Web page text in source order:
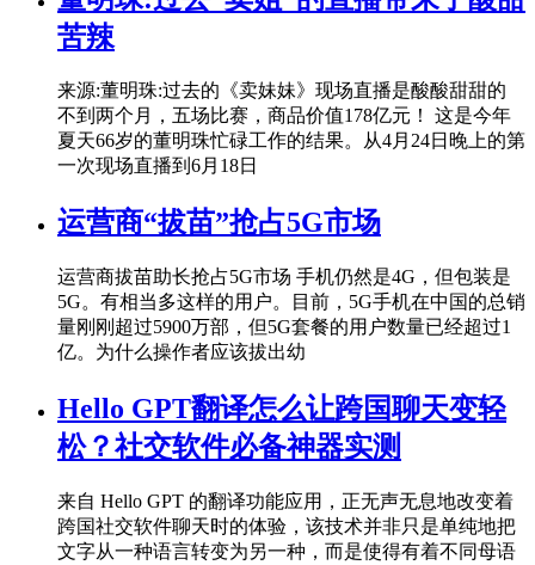
苦辣
来源:董明珠:过去的《卖妹妹》现场直播是酸酸甜甜的
不到两个月，五场比赛，商品价值178亿元！ 这是今年
夏天66岁的董明珠忙碌工作的结果。从4月24日晚上的第
一次现场直播到6月18日
运营商“拔苗”抢占5G市场
运营商拔苗助长抢占5G市场 手机仍然是4G，但包装是
5G。有相当多这样的用户。目前，5G手机在中国的总销
量刚刚超过5900万部，但5G套餐的用户数量已经超过1
亿。为什么操作者应该拔出幼
Hello GPT翻译怎么让跨国聊天变轻
松？社交软件必备神器实测
来自 Hello GPT 的翻译功能应用，正无声无息地改变着
跨国社交软件聊天时的体验，该技术并非只是单纯地把
文字从一种语言转变为另一种，而是使得有着不同母语